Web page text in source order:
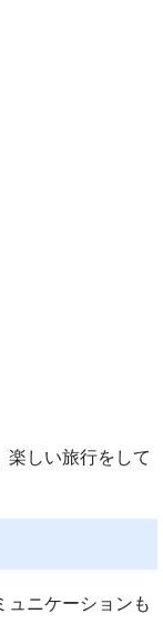
楽しい旅行をして
ュニケーションも